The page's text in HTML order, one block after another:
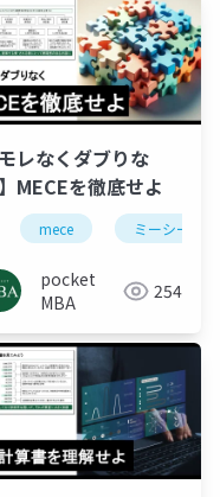
ドストラクチャー mece
モレなくダブりな
MECEを徹底せよ
mece ミーシー
pocket
MBA
254